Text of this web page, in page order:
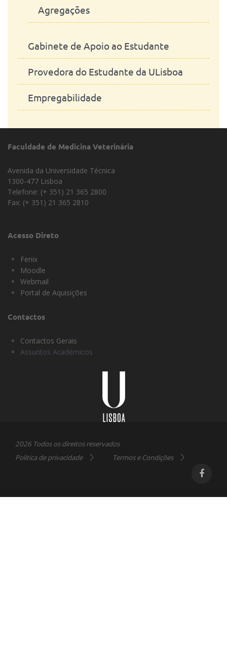
Agregações
Gabinete de Apoio ao Estudante
Provedora do Estudante da ULisboa
Empregabilidade
Faculdade de Medicina Veterinária
Avenida da Universidade Técnica
1300-477 Lisboa
Telefone: (+ 351) 21 365 2800
Fax: (+ 351) 21 365 2810
Acesso Direto
Fenix
Moodle
Webmail
Portal de Aquisições
Contactos
Contactos Gerais
Assuntos Académicos
2026 Todos os direitos reservados
Politica de privacidade
Termos e Condições